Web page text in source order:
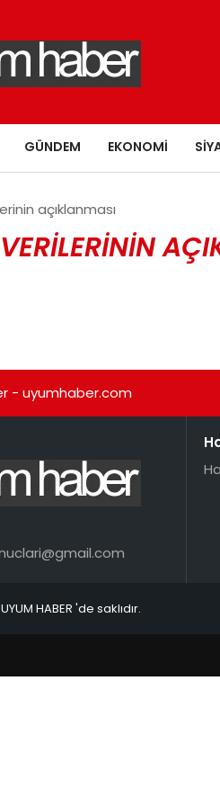
GÜNDEM EKONOMI
açıklanması
- uyumhaber.com
HABER 'de saklıdır.